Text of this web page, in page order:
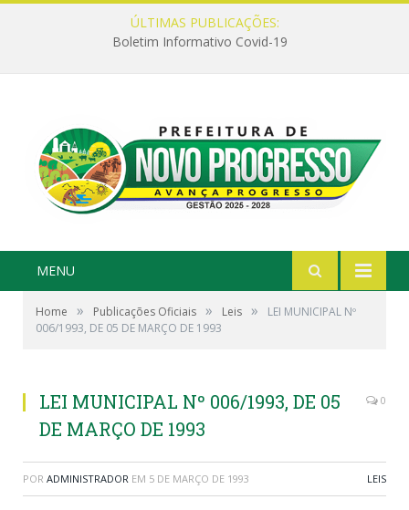
ÚLTIMAS PUBLICAÇÕES:
Boletim Informativo Covid-19
MENU
Home » Publicações Oficiais » Leis »
LEI MUNICIPAL Nº
006/1993, DE 05 DE MARÇO DE 1993
LEI MUNICIPAL Nº 006/1993, DE 05
DE MARÇO DE 1993
0
POR ADMINISTRADOR EM 5 DE MARÇO DE 1993 LEIS